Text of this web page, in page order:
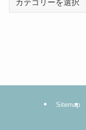
コ
Sitemap